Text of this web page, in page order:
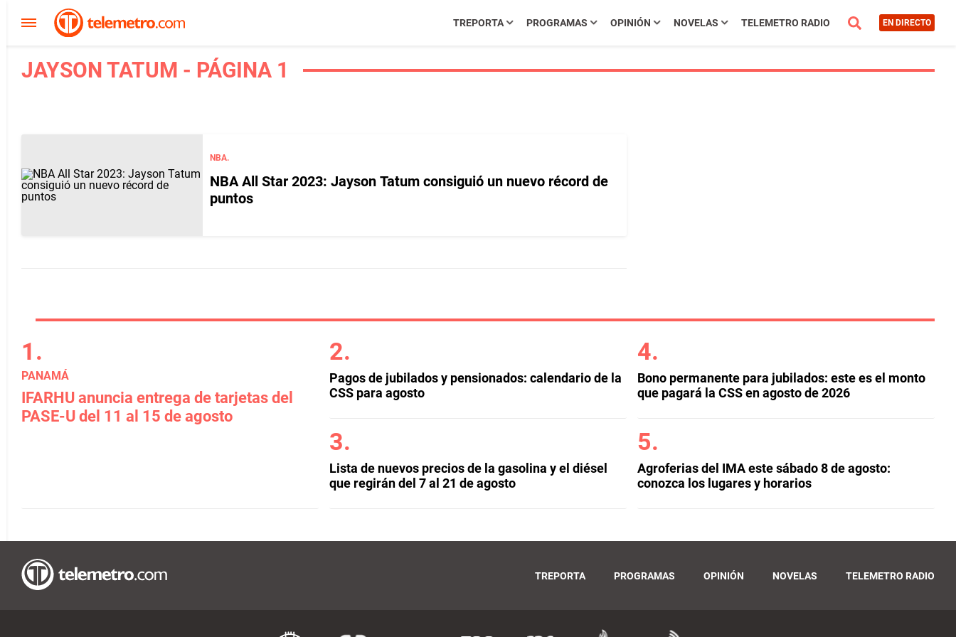
TREPORTA PROGRAMAS OPINIÓN NOVELAS TELEMETRO RADIO EN DIRECTO
JAYSON TATUM - PÁGINA 1
NBA.
NBA All Star 2023: Jayson Tatum consiguió un nuevo récord de
puntos
PANAMÁ
IFARHU anuncia entrega de tarjetas del
PASE-U del 11 al 15 de agosto
Pagos de jubilados y pensionados: calendario de la
CSS para agosto
Lista de nuevos precios de la gasolina y el diésel
que regirán del 7 al 21 de agosto
Bono permanente para jubilados: este es el monto
que pagará la CSS en agosto de 2026
Agroferias del IMA este sábado 8 de agosto:
conozca los lugares y horarios
TREPORTA PROGRAMAS OPINIÓN NOVELAS TELEMETRO RADIO